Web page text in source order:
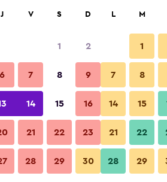
de precio por noche
noche
Ver oferta
Ver oferta
J V S D
1 2
6 7 8 9
14 15 16
21 22 23
28 29 30
L M
1
7 8
14 15
21 22
28 29